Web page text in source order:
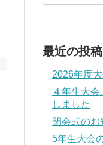
最近の投稿
2026年度
４年生大
しました
閉会式のお
5年生大会